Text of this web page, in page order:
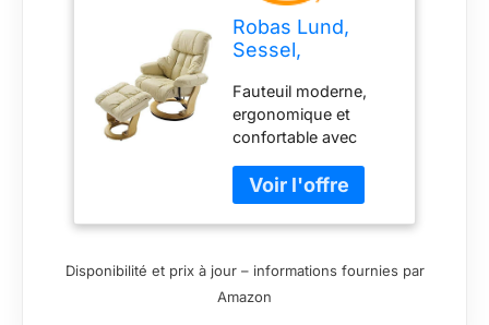
Robas Lund,
Sessel,
Calgary, mit
Hocker,
Leder/creme, 90
x 91-122 x 89-
104 cm,
64023CN5
Fauteuil moderne,
ergonomique et
confortable avec
100 % véritable cuir
de vachette coloris
crème Structure
fonction pivotante
très pratique à 360°,
Disponibilité et prix à jour – informations fournies par
Amazon